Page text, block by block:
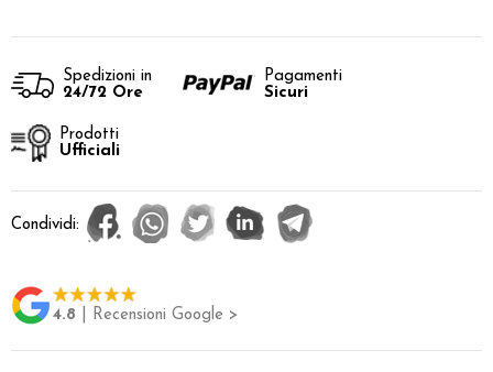
Spedizioni in
24/72 Ore
Pagamenti
Sicuri
Prodotti
Ufficiali
Condividi:
4.8 | Recensioni Google >